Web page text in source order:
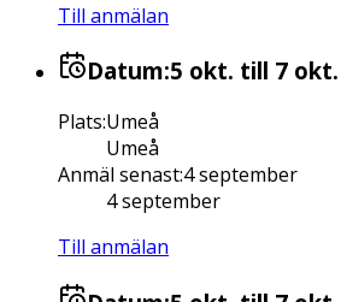
Till anmälan
Datum:5 okt. till 7 okt.
Plats:Umeå
Umeå
Anmäl senast:4 september
4 september
Till anmälan